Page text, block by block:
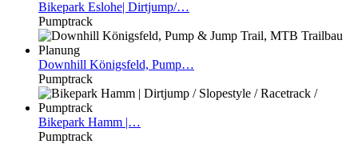
Bikepark Eslohe| Dirtjump/…
Pumptrack
Downhill Königsfeld, Pump…
Pumptrack
Bikepark Hamm |…
Pumptrack